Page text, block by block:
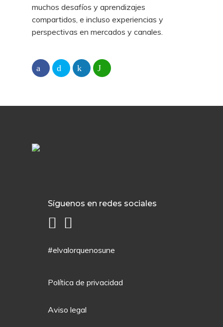
muchos desafíos y aprendizajes
compartidos, e incluso experiencias y
perspectivas en mercados y canales.
Síguenos en redes sociales
#elvalorquenosune
Política de privacidad
Aviso legal